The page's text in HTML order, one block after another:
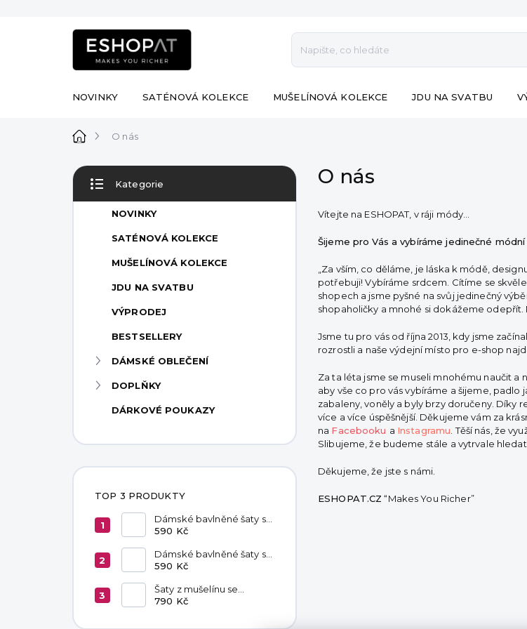
NOVINKY SATÉNOVÁ KOLEKCE MUŠELÍNOVÁ KOLEKCE JDU NA SVATBU
DomůO nás
P
s
kategorie
Kategorie
NOVINKY
SATÉNOVÁ KOLEKCE
MUŠELÍNOVÁ KOLEKCE
JDU NA SVATBU
VÝPRODEJ
BESTSELLERY
DÁMSKÉ OBLEČENÍ
DOPLŇKY
DÁRKOVÉ POUKAZY
TOP 3 PRODUKTY
Dámské bavlněné šaty s
kapsami Red
590 Kč
Dámské bavlněné šaty s
kapsami Chocolate
590 Kč
Šaty z mušelínu se
zavazováním v pase
790 Kč
O nás
Vítejte na ESHOPAT, v ráji módy…
Šijeme pro Vás a vybíráme jedinečné
„Za vším, co děláme, je láska k módě,
potřebuji! Vybíráme srdcem. Cítíme se
shopech a jsme pyšné na svůj jedinečný
shopaholičky a mnohé si dokážeme odepřít.
Jsme tu pro vás od října 2013, kdy jsme
rozrostli a naše výdejní místo pro e-shop
Za ta léta jsme se museli mnohému naučit a
aby vše co pro vás vybíráme a šijeme, padlo
zabaleny, voněly a byly brzy doručeny. Díky
více a více úspěšnější. Děkujeme vám za
na Facebooku a Instagramu . Těší nás, že
Slibujeme, že budeme stále a vytrvale
Děkujeme, že jste s námi.
ESHOPAT.CZ “Makes You Richer”